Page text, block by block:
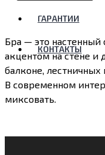
ГАРАНТИИ
КОНТАКТЫ
Бра — это настенный
акцентом на стене и
балконе,
В современном
миксовать.